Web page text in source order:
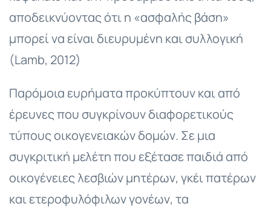
αποδεικνύοντας ότι η «ασφαλής βάση»
μπορεί να είναι διευρυμένη και συλλογική
(Lamb, 2012)
Παρόμοια ευρήματα προκύπτουν και από
έρευνες που συγκρίνουν διαφορετικούς
τύπους οικογενειακών δομών. Σε μια
συγκριτική μελέτη που εξέτασε παιδιά από
οικογένειες λεσβιών μητέρων, γκέι πατέρων
και ετεροφυλόφιλων γονέων, τα